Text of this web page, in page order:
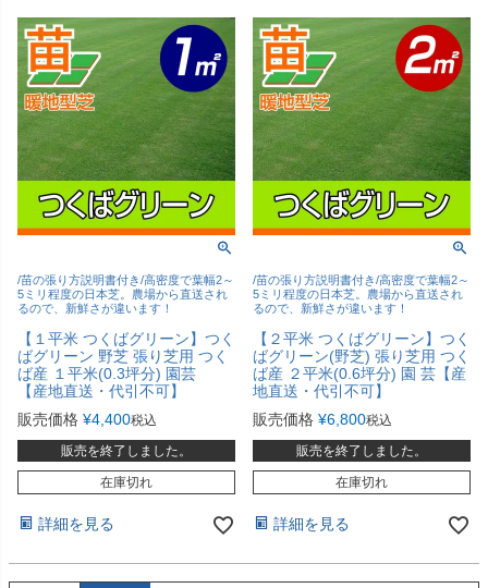
/苗の張り方説明書付き/高密度で葉幅2～
5ミリ程度の日本芝。農場から直送され
るので、新鮮さが違います！
【１平米 つくばグリーン】つく
ばグリーン 野芝 張り芝用 つく
ば産 １平米(0.3坪分) 園芸
【産地直送・代引不可】
販売価格 ¥4,400税込
販売を終了しました。
在庫切れ
詳細を見る
/苗の張り方説明書付き/高密度で葉幅2～
5ミリ程度の日本芝。農場から直送され
るので、新鮮さが違います！
【２平米 つくばグリーン】つく
ばグリーン(野芝) 張り芝用 つく
ば産 ２平米(0.6坪分) 園 芸【産
地直送・代引不可】
販売価格 ¥6,800税込
販売を終了しました。
在庫切れ
詳細を見る